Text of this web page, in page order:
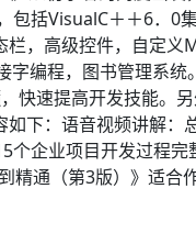
括VisualC＋＋6．
，高级控件，自定
编程，图书管理系
快速提高开发技能。
下：语音视频讲解
企业项目开发过程
精通（第3版）》适